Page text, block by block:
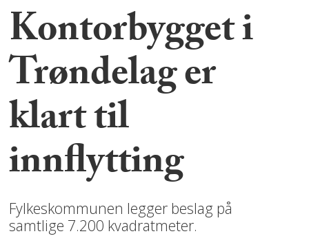
Kontorbygget i
Trøndelag er
klart til
innflytting
Fylkeskommunen legger beslag på
samtlige 7.200 kvadratmeter.